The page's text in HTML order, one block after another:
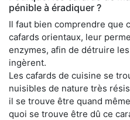
pénible à éradiquer ?
Il faut bien comprendre que
cafards orientaux, leur
enzymes, afin de détruire
ingèrent.
Les cafards de cuisine se
nuisibles de nature très
il se trouve être quand
quoi se trouve être dû ce